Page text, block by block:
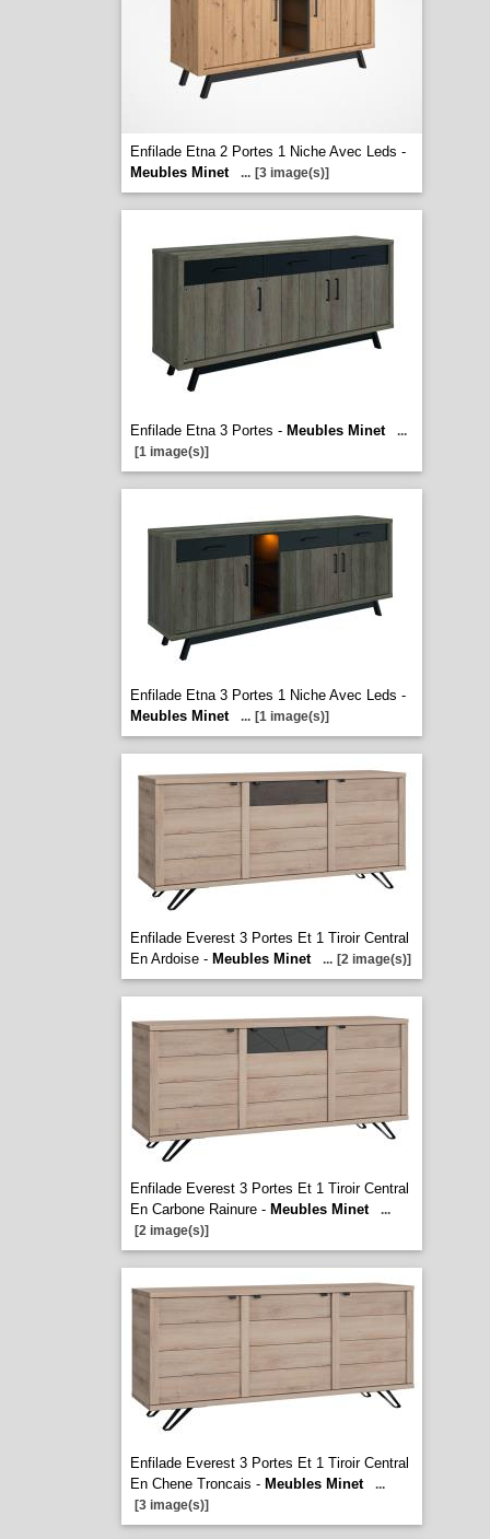
Enfilade Etna 2 Portes 1 Niche Avec Leds -
Meubles Minet
... [3 image(s)]
Enfilade Etna 3 Portes - Meubles Minet
...
[1 image(s)]
Enfilade Etna 3 Portes 1 Niche Avec Leds -
Meubles Minet
... [1 image(s)]
Enfilade Everest 3 Portes Et 1 Tiroir Central
En Ardoise - Meubles Minet ... [2 image(s)]
Enfilade Everest 3 Portes Et 1 Tiroir Central
En Carbone Rainure - Meubles Minet
...
[2 image(s)]
Enfilade Everest 3 Portes Et 1 Tiroir Central
En Chene Troncais - Meubles Minet
...
[3 image(s)]